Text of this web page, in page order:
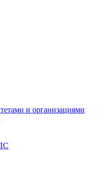
и организациями